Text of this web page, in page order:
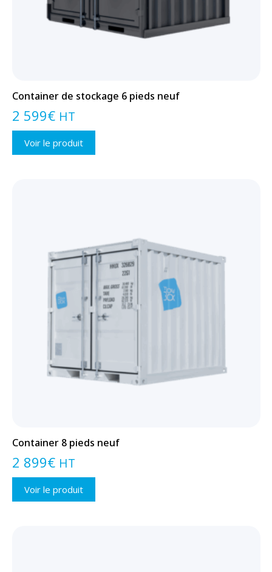
Container de stockage 6 pieds neuf
2 599€ HT
Voir le produit
Container 8 pieds neuf
2 899€ HT
Voir le produit